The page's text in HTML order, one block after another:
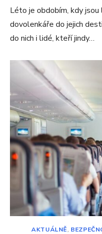
Léto je obdobím, kdy
dovolenkáře do jejich
do nich i lidé, kteří jindy…
AKTUÁLNĚ,